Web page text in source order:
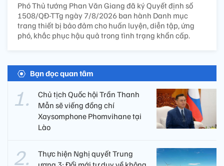
Phó Thủ tướng Phan Văn Giang đã ký Quyết định số
1508/QĐ-TTg ngày 7/8/2026 ban hành Danh mục
trang thiết bị bảo đảm cho huấn luyện, diễn tập, ứng
phó, khắc phục hậu quả trong tình trạng khẩn cấp.
Bạn đọc quan tâm
Chủ tịch Quốc hội Trần Thanh
Mẫn sẽ viếng đồng chí
Xaysomphone Phomvihane tại
Lào
Thực hiện Nghị quyết Trung